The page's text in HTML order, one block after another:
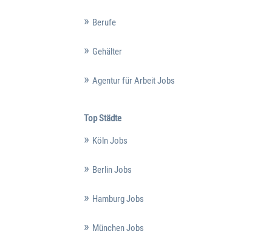
Berufe
Gehälter
Agentur für Arbeit Jobs
Top Städte
Köln Jobs
Berlin Jobs
Hamburg Jobs
München Jobs